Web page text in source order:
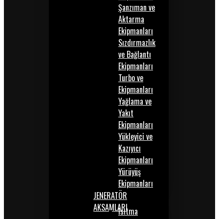
Şanzıman ve
Aktarma
Ekipmanları
Sızdırmazlık
ve Bağlantı
Ekipmanları
Turbo ve
Ekipmanları
Yağlama ve
Yakıt
Ekipmanları
Yükleyici ve
Kazıyıcı
Ekipmanları
Yürüyüş
Ekipmanları
JENERATÖR
AKSAMLARIIsıtma